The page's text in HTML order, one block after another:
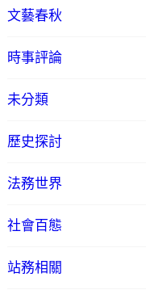
文藝春秋
時事評論
未分類
歷史探討
法務世界
社會百態
站務相關